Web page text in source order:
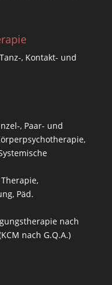
, Kontakt- und
, Paar- und
Päd.
nach
nach G.Q.A.)